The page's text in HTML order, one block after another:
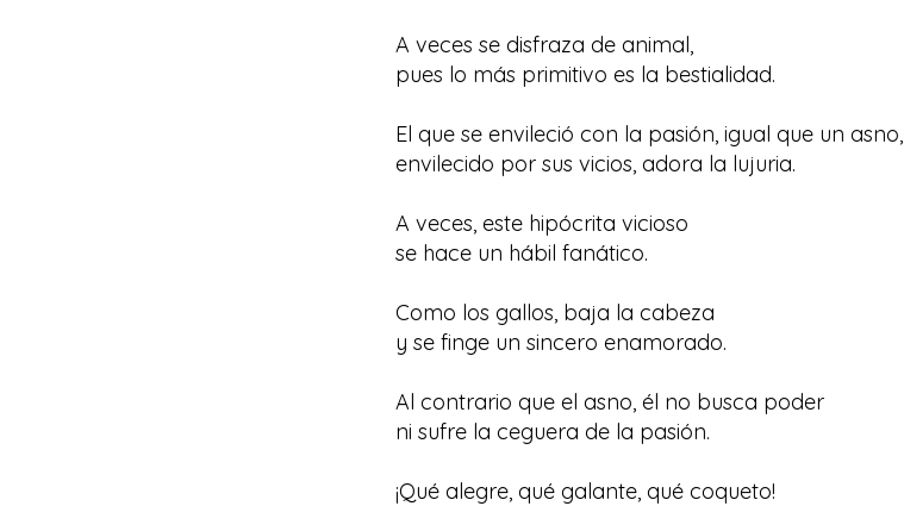
A veces se disfraza de animal,
pues lo más primitivo es la bestialidad.
El que se envileció con la pasión, igual que un asno,
envilecido por sus vicios, adora la lujuria.
A veces, este hipócrita vicioso
se hace un hábil fanático.
Como los gallos, baja la cabeza
y se finge un sincero enamorado.
Al contrario que el asno, él no busca poder
ni sufre la ceguera de la pasión.
¡Qué alegre, qué galante, qué coqueto!